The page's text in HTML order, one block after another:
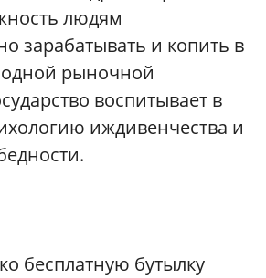
людям
зарабатывать и копить в
рыночной
воспитывает в
иждивенчества и
бесплатную бутылку